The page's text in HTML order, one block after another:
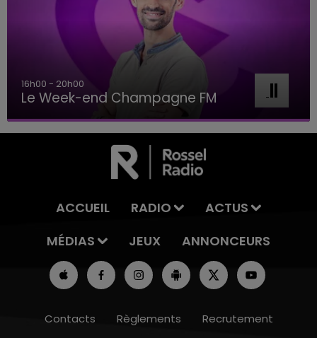
7h00 - 11h00
BEST OF
ACCUEIL RADIO
ACTUS
MÉDIAS
JEUX ANNONCEURS
Contacts Règlements Recrutement